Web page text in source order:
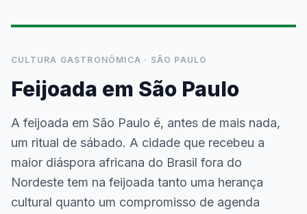
CULTURA GASTRONÔMICA · SÃO PAULO
Feijoada em São Paulo
A feijoada em São Paulo é, antes de mais nada,
um ritual de sábado. A cidade que recebeu a
maior diáspora africana do Brasil fora do
Nordeste tem na feijoada tanto uma herança
cultural quanto um compromisso de agenda